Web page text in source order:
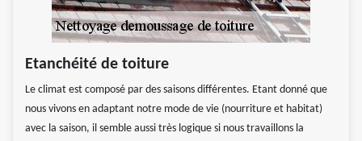
Etanchéité de toiture
Le climat est composé par des saisons différentes. Etant donné que
nous vivons en adaptant notre mode de vie (nourriture et habitat)
avec la saison, il semble aussi très logique si nous travaillons la